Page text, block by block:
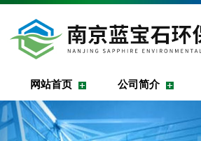
网站首页 公司简介